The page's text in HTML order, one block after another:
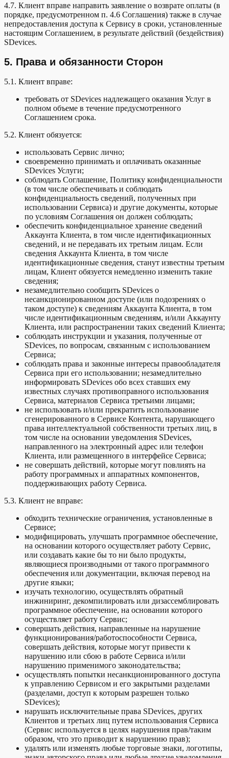
4.7. Клиент вправе направить заявление о возврате оплаты (в
порядке, предусмотренном п. 4.6 Соглашения) также в случае
непредоставления доступа к Сервису в сроки, установленные
настоящим Соглашением, в результате действий (бездействия)
SDevices.
5. Права и обязанности Сторон
5.1. Клиент вправе:
требовать от SDevices надлежащего оказания Услуг в
полном объеме в течение предусмотренного
Соглашением срока.
5.2. Клиент обязуется:
использовать Сервис лично;
своевременно принимать и оплачивать оказанные
SDevices Услуги;
соблюдать Соглашение, Политику конфиденциальности
(в том числе обеспечивать и соблюдать
конфиденциальность сведений, полученных при
использовании Сервиса) и другие документы, которые
по условиям Соглашения он должен соблюдать;
обеспечить конфиденциальное хранение сведений
Аккаунта Клиента, в том числе идентификационных
сведений, и не передавать их третьим лицам. Если
сведения Аккаунта Клиента, в том числе
идентификационные сведения, станут известны третьим
лицам, Клиент обязуется немедленно изменить такие
сведения;
незамедлительно сообщить SDevices о
несанкционированном доступе (или подозрениях о
таком доступе) к сведениям Аккаунта Клиента, в том
числе идентификационным сведениям, и/или Аккаунту
Клиента, или распространении таких сведений Клиента;
соблюдать инструкции и указания, полученные от
SDevices, по вопросам, связанным с использованием
Сервиса;
соблюдать права и законные интересы правообладателя
Сервиса при его использовании; незамедлительно
информировать SDevices обо всех ставших ему
известных случаях противоправного использования
Сервиса, материалов Сервиса третьими лицами;
не использовать и/или прекратить использование
сгенерированного в Сервисе Контента, нарушающего
права интеллектуальной собственности третьих лиц, в
том числе на основании уведомления SDevices,
направленного на электронный адрес или телефон
Клиента, или размещенного в интерфейсе Сервиса;
не совершать действий, которые могут повлиять на
работу программных и аппаратных компонентов,
поддерживающих работу Сервиса.
5.3. Клиент не вправе:
обходить технические ограничения, установленные в
Сервисе;
модифицировать, улучшать программное обеспечение,
на основании которого осуществляет работу Сервис,
или создавать какие бы то ни было продукты,
являющиеся производными от такого программного
обеспечения или документации, включая перевод на
другие языки;
изучать технологию, осуществлять обратный
инжиниринг, декомпилировать или дизассемблировать
программное обеспечение, на основании которого
осуществляет работу Сервис;
совершать действия, направленные на нарушение
функционирования/работоспособности Сервиса,
совершать действия, которые могут привести к
нарушению или сбою в работе Сервиса и/или
нарушению применимого законодательства;
осуществлять попытки несанкционированного доступа
к управлению Сервисом и его закрытыми разделами
(разделами, доступ к которым разрешен только
SDevices);
нарушать исключительные права SDevices, других
Клиентов и третьих лиц путем использования Сервиса
(Сервис используется в целях нарушения прав/таким
образом, что это приводит к нарушению прав);
удалять или изменять любые торговые знаки, логотипы,